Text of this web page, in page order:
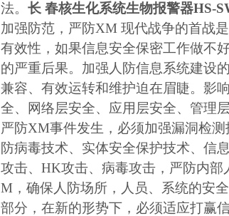
法。 长 春核生化系统生物报警器HS-
加强防范，严防XM 现代战争的首战
有效性，如果信息安全保密工作做不
的严重后果。加强人防信息系统建设
兼容、有效运转和维护迫在眉睫。影
全、网络层安全、应用层安全、管理
严防XM事件发生，必须加强漏洞检
防病毒技术、实体安全保护技术、信
攻击、HK攻击、病毒攻击，严防内
M，确保人防场所，人员、系统的安全
部分，在新的形势下，必须适应打赢